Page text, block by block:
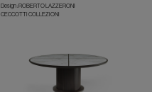
Design : ROBERTO LAZZERONI
CECCOTTI COLLEZIONI